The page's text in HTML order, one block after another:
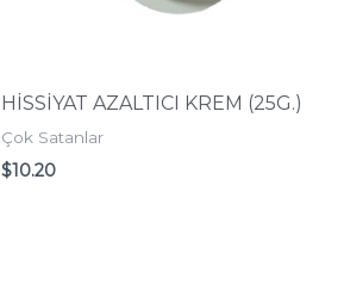
HİSSİYAT AZALTICI KREM (25G.)
Çok Satanlar
$10.20